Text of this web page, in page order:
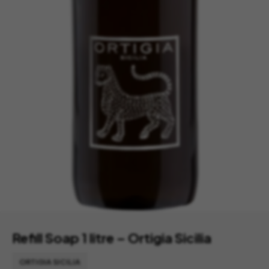
Refill Soap 1 litre – Ortigia Sicilia
ORTIGIA SICILIA